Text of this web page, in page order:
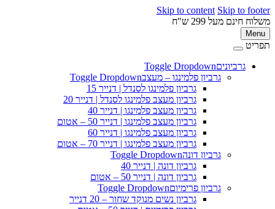
Skip to content Skip to
מעל 299 ש"ח
גרביוניםToggle Dropdown
גרביון פלמינגו – מעצבToggle Dropdown
גרביון פלמינגו לסנדל | דנייר 15
גרביון מעצב פלמינגו לסנדל | דנייר 20
גרביון מעצב פלמינגו | דנייר 40
גרביון מעצב פלמינגו | דנייר 50 – אטום
גרביון מעצב פלמינגו | דנייר 60
גרביון מעצב פלמינגו | דנייר 70 – אטום
גרביון דונהToggle Dropdown
גרביון דונה | דנייר 40
גרביון דונה | דנייר 50 – אטום
גרביון פרימיוםToggle Dropdown
גרביון נשים מנוקד שחור – 20 דנייר